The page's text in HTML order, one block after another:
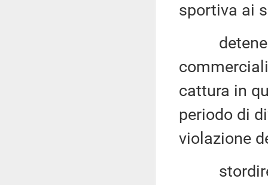
sportiva ai
detenere,
cattura in
periodo di
violazione
stordire,